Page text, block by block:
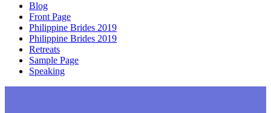
Blog
Front Page
Philippine Brides 2019
Philippine Brides 2019
Retreats
Sample Page
Speaking